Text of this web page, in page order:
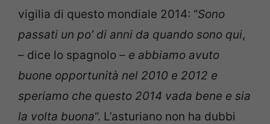
vigilia di questo mondiale 2014: “Sono
passati un po’ di anni da quando sono qui,
– dice lo spagnolo – e abbiamo avuto
buone opportunità nel 2010 e 2012 e
speriamo che questo 2014 vada bene e sia
la volta buona“. L’asturiano non ha dubbi